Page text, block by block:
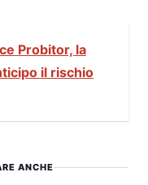
Probitor, la
il rischio
ANCHE